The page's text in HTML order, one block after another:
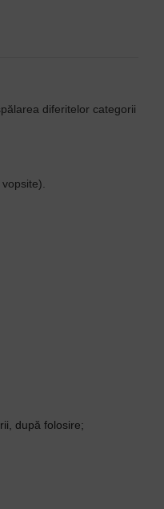
diferitelor categorii
după folosire;